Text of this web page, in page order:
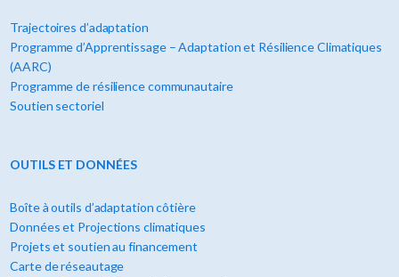
Trajectoires d’adaptation
Programme d’Apprentissage – Adaptation et Résilience Climatiques
(AARC)
Programme de résilience communautaire
Soutien sectoriel
OUTILS ET DONNÉES
Boîte à outils d’adaptation côtière
Données et Projections climatiques
Projets et soutien au financement
Carte de réseautage